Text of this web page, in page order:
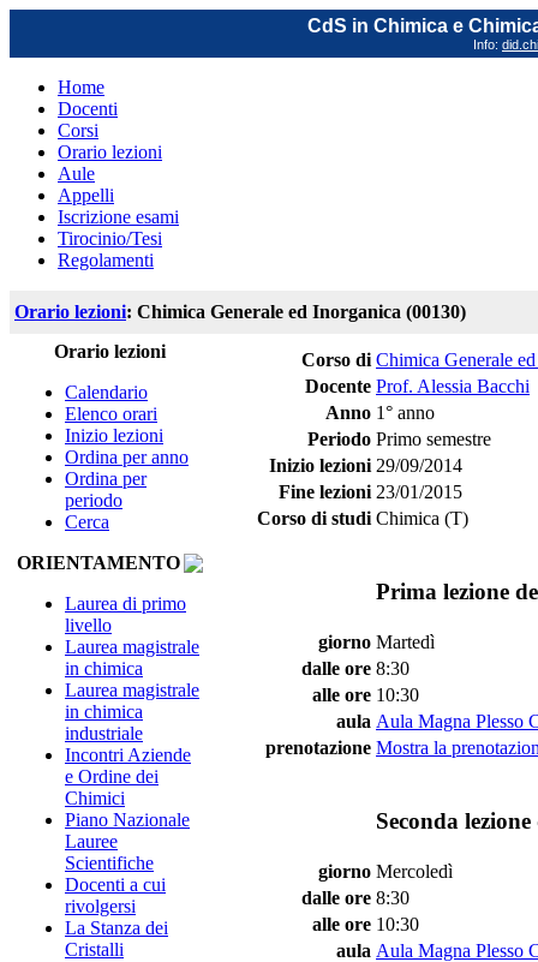
CdS in Chimica e
Info:
Home
Docenti
Corsi
Orario lezioni
Aule
Appelli
Iscrizione esami
Tirocinio/Tesi
Regolamenti
Orario lezioni: Chimica Generale ed Inorganica (00130)
Orario lezioni
Calendario
Elenco orari
Inizio lezioni
Ordina per anno
Ordina per
periodo
Cerca
ORIENTAMENTO
Laurea di primo
livello
Laurea magistrale
in chimica
Laurea magistrale
in chimica
industriale
Incontri Aziende
e Ordine dei
Chimici
Piano Nazionale
Lauree
Scientifiche
Docenti a cui
rivolgersi
La Stanza dei
Cristalli
Corso di Chimica Generale
Docente Prof. Alessia Bacchi
Anno 1° anno
Periodo Primo semestre
Inizio lezioni 29/09/2014
Fine lezioni 23/01/2015
Corso di studi Chimica (T)
Prima lezione
giorno Martedì
dalle ore 8:30
alle ore 10:30
aula Aula Magna Plesso
prenotazione Mostra la
Seconda
giorno Mercoledì
dalle ore 8:30
alle ore 10:30
aula Aula Magna Plesso